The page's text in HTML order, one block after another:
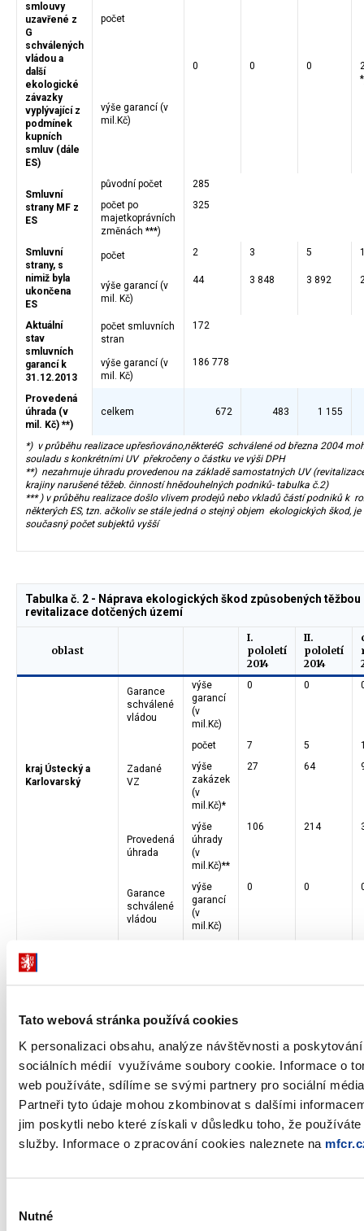
Tato webová stránka používá cookies
K personalizaci obsahu, analýze návštěvnosti a
sociálních médií využíváme soubory cookie. Informace o
web používáte, sdílíme se svými partnery pro sociální
Partneři tyto údaje mohou zkombinovat s dalšími
jim poskytli nebo které získali v důsledku toho, že používáte
služby. Informace o zpracování cookies naleznete na
souhlasu
Nutné
smlouvy
uzavřené z
G
schválených
vládou a
další
ekologické
závazky
vyplývající z
podmínek
kupních
smluv (dále
ES)
počet
výše garancí (v
mil.Kč)
0 0 0
Smluvní
strany MF z
ES
původní počet
285
počet po
majetkoprávních
změnách ***)
325
Smluvní
strany, s
nimiž byla
ukončena
ES
počet 2 3 5
výše garancí (v
mil. Kč)
44 3 848 3 892
Aktuální
stav
smluvních
garancí k
31.12.2013
počet smluvních
stran
172
výše garancí (v
mil. Kč)
186 778
Provedená
úhrada (v
mil. Kč) **)
celkem 672 483 1 155
*) v průběhu realizace upřesňováno,některéG schválené od března 2004
souladu s konkrétními UV překročeny o částku ve výši DPH
**) nezahrnuje úhradu provedenou na základě samostatných UV
krajiny narušené těžeb. činností hnědouhelných podniků- tabulka č.2)
*** ) v průběhu realizace došlo vlivem prodejů nebo vkladů částí podniků k
některých ES, tzn. ačkoliv se stále jedná o stejný objem ekologických škod, je
současný počet subjektů vyšší
Tabulka č. 2 - Náprava ekologických škod způsobených
revitalizace dotčených území
oblast
I.
pololetí
2014
II.
pololetí
2014
kraj Ústecký a
Karlovarský
Garance
schválené
vládou
výše
garancí
(v
mil.Kč)
0 0
Zadané
VZ
počet 7 5
výše
zakázek
(v
mil.Kč)*
27 64
Provedená
úhrada
výše
úhrady
(v
mil.Kč)**
106 214
kraj
Garance
schválené
vládou
výše
garancí
(v
mil.Kč)
0 0
Provedená
úhrada
úhrady
mil.Kč)**
schválené
vládou
výše
garancí
mil.Kč)
0 0
počet 0 0